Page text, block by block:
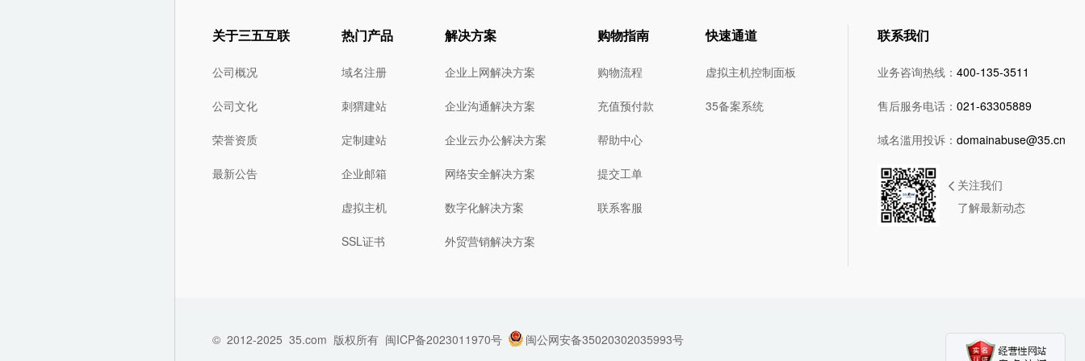
关于三五互联
公司概况
公司文化
荣誉资质
最新公告
热门产品
域名注册
刺猬建站
定制建站
企业邮箱
虚拟主机
SSL证书
解决方案
企业上网解决方案
企业沟通解决方案
企业云办公解决方案
网络安全解决方案
数字化解决方案
外贸营销解决方案
购物指南
购物流程
充值预付款
帮助中心
提交工单
联系客服
快速通道
虚拟主机控制面板
35备案系统
联系我们
业务咨询热线：400-135-3511
售后服务电话：021-63305889
域名滥用投诉：domainabuse@35.cn
关注我们
了解最新动态
© 2012-2025 35.com 版权所有 闽ICP备2023011970号 闽公网安备35020302035993号